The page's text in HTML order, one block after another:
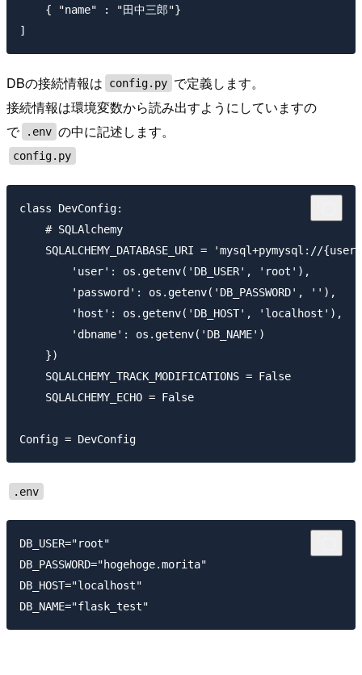
    { "name" : "田中三郎"}
DBの接続情報は config.py で定義します。
接続情報は環境変数から読み出すようにしていますの
で
.env の中に記述します。
config.py
class DevConfig:
    # SQLAlchemy
SQLALCHEMY_DATABASE_URI = 'mysql+pymysql://
        'user': os.getenv('DB_USER', 'root'),
        'password': os.getenv('DB_PASSWORD', ''),
        'host': os.getenv('DB_HOST', 'localhost'),
        'dbname': os.getenv('DB_NAME')
    })
    SQLALCHEMY_TRACK_MODIFICATIONS = False
    SQLALCHEMY_ECHO = False
.env
DB_USER="root"
DB_PASSWORD="hogehoge.morita"
DB_HOST="localhost"